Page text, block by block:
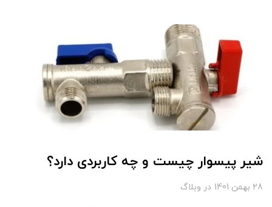
شیر پیسوار چیست و چه کاربردی دارد؟
28 بهمن 1401 در وبلاگ